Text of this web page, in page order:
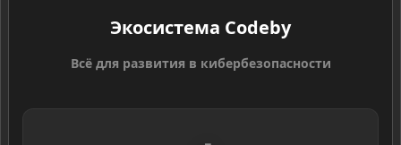
Экосистема Codeby
Всё для развития в кибербезопасности